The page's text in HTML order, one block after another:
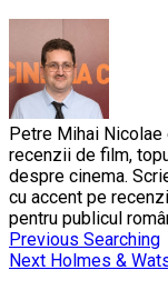
Petre Mihai
recenzii de film,
despre cinema.
cu accent pe
pentru publicul
Previous Searching
Next Holmes &